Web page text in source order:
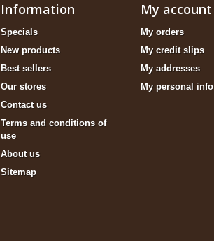
Information
Specials
New products
Best sellers
Our stores
Contact us
Terms and conditions of
use
About us
Sitemap
My account
My orders
My credit slips
My addresses
My personal info